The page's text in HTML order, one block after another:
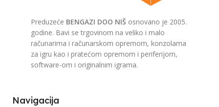
Preduzeće BENGAZI DOO NIŠ osnovano je 2005.
godine. Bavi se trgovinom na veliko i malo
računarima i računarskom opremom, konzolama
za igru kao i pratećom opremom i periferijom,
software-om i originalnim igrama.
Navigacija